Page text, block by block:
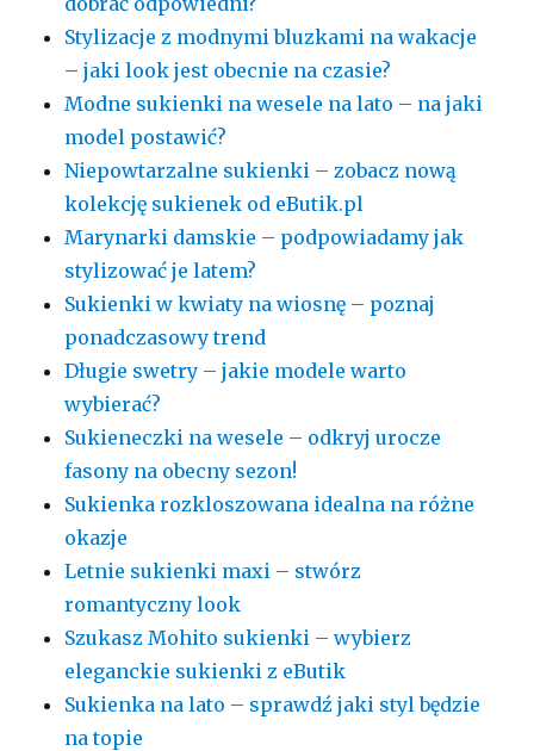
Stylizacje z modnymi bluzkami na wakacje
– jaki look jest obecnie na czasie?
Modne sukienki na wesele na lato – na jaki
model postawić?
Niepowtarzalne sukienki – zobacz nową
kolekcję sukienek od eButik.pl
Marynarki damskie – podpowiadamy jak
stylizować je latem?
Sukienki w kwiaty na wiosnę – poznaj
ponadczasowy trend
Długie swetry – jakie modele warto
wybierać?
Sukieneczki na wesele – odkryj urocze
fasony na obecny sezon!
Sukienka rozkloszowana idealna na różne
okazje
Letnie sukienki maxi – stwórz
romantyczny look
Szukasz Mohito sukienki – wybierz
eleganckie sukienki z eButik
Sukienka na lato – sprawdź jaki styl będzie
na topie